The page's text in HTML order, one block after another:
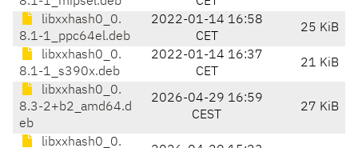
libxxhash0_0.
8.1-1_ppc64el.deb
2022-01-14 16:58
CET
25 KiB
libxxhash0_0.
8.1-1_s390x.deb
2022-01-14 16:37
CET
21 KiB
libxxhash0_0.
8.3-2+b2_amd64.d
eb
2026-04-29 16:59
CEST
27 KiB
libxxhash0_0.